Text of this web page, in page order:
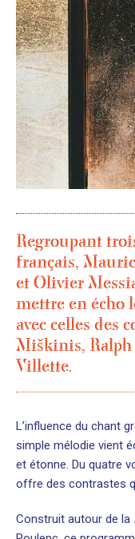
Regroupant
français,
et Olivier
mettre en
avec celles des
Miškinis,
Villette.
L’influence du chant
simple mélodie vient
et étonne. Du quatre
offre des contrastes
Construit autour de la